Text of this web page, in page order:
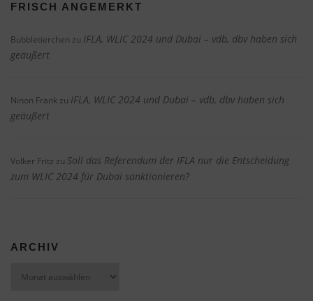
FRISCH ANGEMERKT
Bubbletierchen zu IFLA, WLIC 2024 und Dubai – vdb, dbv haben sich
geäußert
Ninon Frank zu IFLA, WLIC 2024 und Dubai – vdb, dbv haben sich
geäußert
Volker Fritz zu Soll das Referendum der IFLA nur die Entscheidung
zum WLIC 2024 für Dubai sanktionieren?
ARCHIV